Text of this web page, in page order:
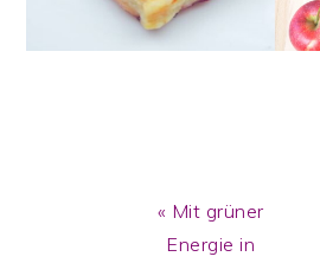
Previous
Post:
« Mit grüner
Energie in